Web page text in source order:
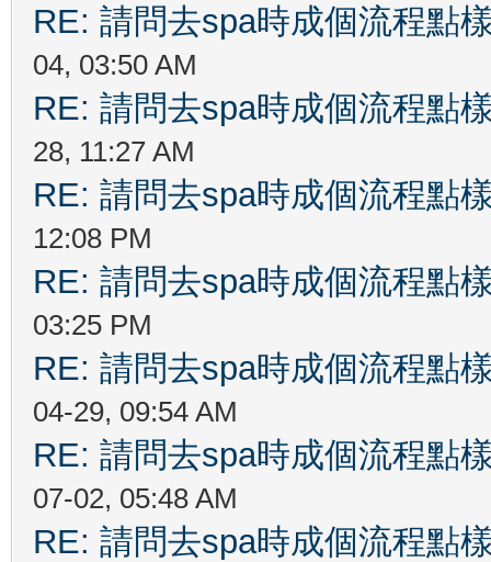
RE: 請問去spa時成個流程點
04, 03:50 AM
RE: 請問去spa時成個流程點
28, 11:27 AM
RE: 請問去spa時成個流程點
12:08 PM
RE: 請問去spa時成個流程點
03:25 PM
RE: 請問去spa時成個流程點
04-29, 09:54 AM
RE: 請問去spa時成個流程點
07-02, 05:48 AM
RE: 請問去spa時成個流程點